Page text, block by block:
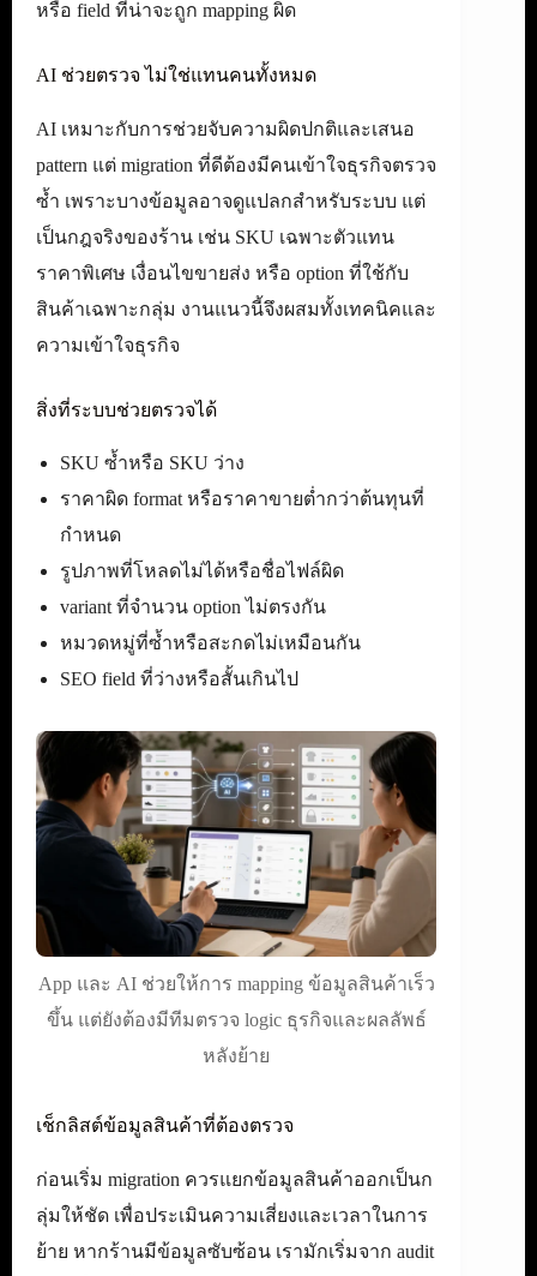
หรือ field ที่น่าจะถูก mapping ผิด
AI ช่วยตรวจ ไม่ใช่แทนคนทั้งหมด
AI เหมาะกับการช่วยจับความผิดปกติและเสนอ
pattern แต่ migration ที่ดีต้องมีคนเข้าใจธุรกิจตรวจ
ซ้ำ เพราะบางข้อมูลอาจดูแปลกสำหรับระบบ แต่
เป็นกฎจริงของร้าน เช่น SKU เฉพาะตัวแทน
ราคาพิเศษ เงื่อนไขขายส่ง หรือ option ที่ใช้กับ
สินค้าเฉพาะกลุ่ม งานแนวนี้จึงผสมทั้งเทคนิคและ
ความเข้าใจธุรกิจ
สิ่งที่ระบบช่วยตรวจได้
SKU ซ้ำหรือ SKU ว่าง
ราคาผิด format หรือราคาขายต่ำกว่าต้นทุนที่
กำหนด
รูปภาพที่โหลดไม่ได้หรือชื่อไฟล์ผิด
variant ที่จำนวน option ไม่ตรงกัน
หมวดหมู่ที่ซ้ำหรือสะกดไม่เหมือนกัน
SEO field ที่ว่างหรือสั้นเกินไป
App และ AI ช่วยให้การ mapping ข้อมูลสินค้าเร็ว
ขึ้น แต่ยังต้องมีทีมตรวจ logic ธุรกิจและผลลัพธ์
หลังย้าย
เช็กลิสต์ข้อมูลสินค้าที่ต้องตรวจ
ก่อนเริ่ม migration ควรแยกข้อมูลสินค้าออกเป็นก
ลุ่มให้ชัด เพื่อประเมินความเสี่ยงและเวลาในการ
ย้าย หากร้านมีข้อมูลซับซ้อน เรามักเริ่มจาก audit